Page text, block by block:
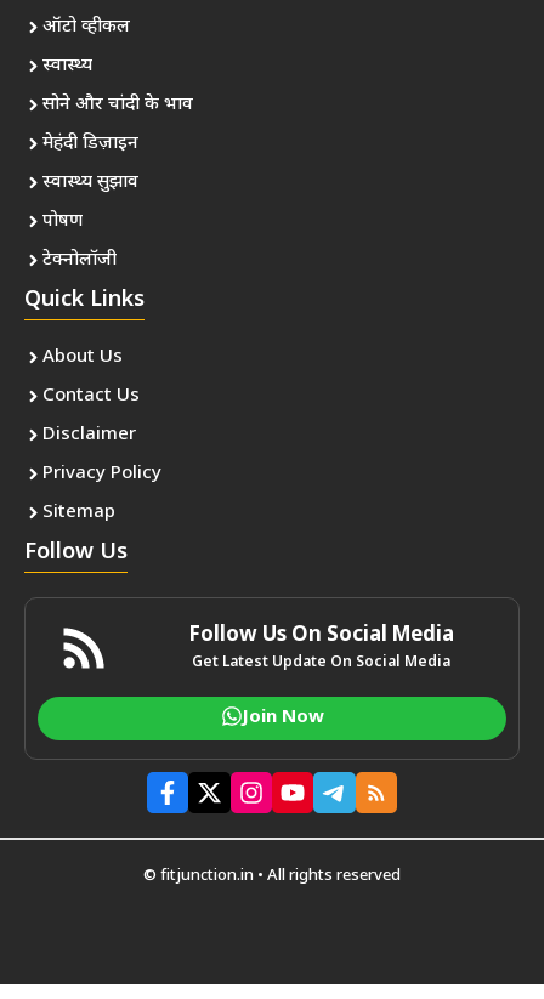
ऑटो व्हीकल
स्वास्थ्य
सोने और चांदी के भाव
मेहंदी डिज़ाइन
स्वास्थ्य सुझाव
पोषण
टेक्नोलॉजी
Quick Links
About Us
Contact Us
Disclaimer
Privacy Policy
Sitemap
Follow Us
Follow Us On Social Media
Get Latest Update On Social Media
Join Now
© fitjunction.in • All rights reserved